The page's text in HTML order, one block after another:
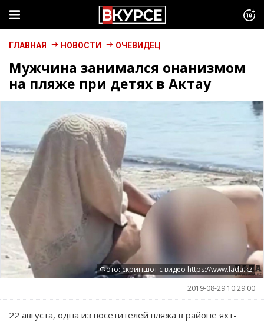
ГЛАВНАЯ НОВОСТИ ОЧЕВИДЕЦ
Мужчина занимался онанизмом
на пляже при детях в Актау
Фото: скриншот с видео https://www.lada.kz
2019-08-29 10:29:00
22 августа, одна из посетителей пляжа в районе яхт-